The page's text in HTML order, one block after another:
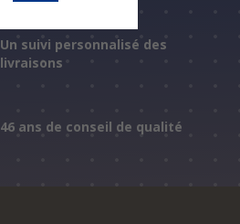
Un suivi personnalisé des
livraisons
46 ans de conseil de qualité